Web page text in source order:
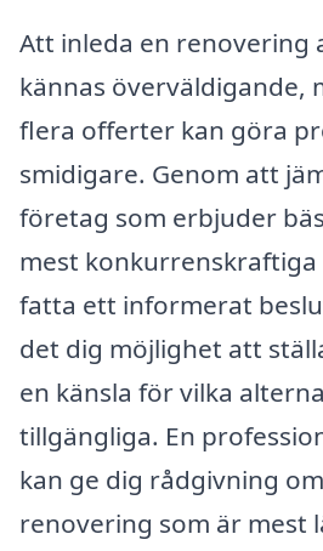
Att inleda en renovering
kännas överväldigande,
flera offerter kan göra
smidigare. Genom att
företag som erbjuder
mest konkurrenskraftiga
fatta ett informerat
det dig möjlighet att
en känsla för vilka
tillgängliga. En
kan ge dig rådgivning
renovering som är mest